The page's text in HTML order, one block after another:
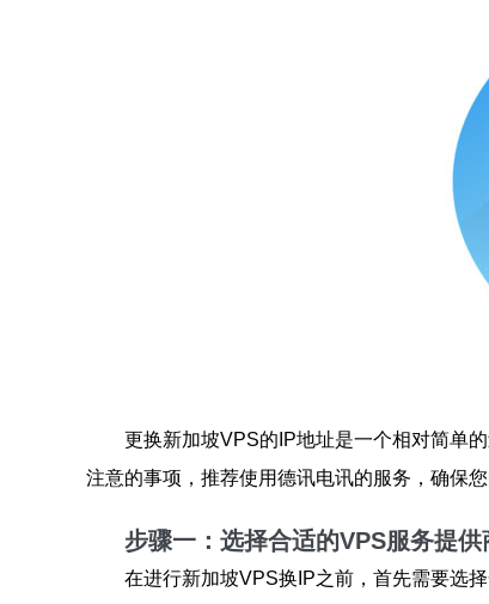
更换新加坡VPS的IP地址是一个相对简单
注意的事项，推荐使用德讯电讯的服务，确保您
步骤一：选择合适的VPS服务提供
在进行新加坡VPS换IP之前，首先需要选